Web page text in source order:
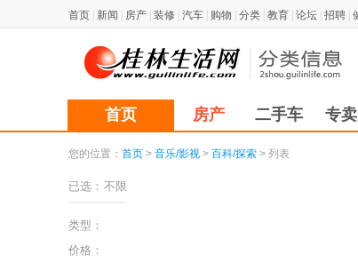
首页 新闻 房产 装修 汽车 购物 分类 教育 论坛 招聘
首页 房产 二手车 专
您的位置： 首页 > 音乐/影视 > 百科/探索 > 列表
已选： 不限
类型：
价格：